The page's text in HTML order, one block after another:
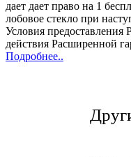
дает дает право на 1
лобовое стекло при
Условия предоставления
действия Расширенной
Подробнее..